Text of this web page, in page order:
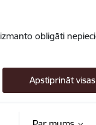
obligāti
Apstiprināt visas